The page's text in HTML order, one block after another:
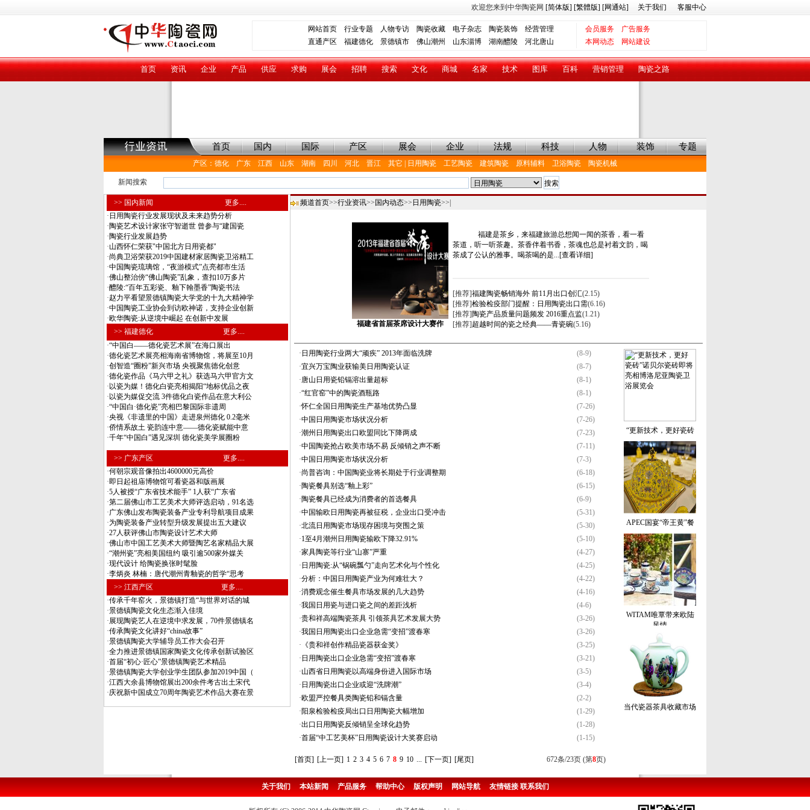
欢迎您来到中华陶瓷网 [简体版] [繁體版] [网通站] 关于我们 客服中心
网站首页 行业专题 人物专访 陶瓷收藏 电子杂志 陶瓷装饰 经营管理 会员服务
广告服务
直通产区 福建德化 景德镇市 佛山潮州 山东淄博 湖南醴陵 河北唐山 本网动态 网站建设
首页 资讯 企业 产品 供应 求购 展会 招聘 搜索 文化 商城 名家 技术 图库 百科 营销管理 陶瓷之路
首页 国内 国际 产区 展会 企业 法规 科技 人物 装饰 专题
产区 ： 德化 广东 江西 山东 湖南 四川 河北 晋江 其它 日用陶瓷 工艺陶瓷 建筑陶瓷 原料辅料 卫浴陶瓷 陶瓷机械
新闻搜索
>> 国内新闻
更多....
· 日用陶瓷行业发展现状及未来趋势分析
·陶瓷艺术设计家张守智逝世 曾参与“建国瓷
·陶瓷行业发展趋势
·山西怀仁荣获"中国北方日用瓷都"
·尚典卫浴荣获2019中国建材家居陶瓷卫浴精工
·中国陶瓷琉璃馆，“夜游模式”点亮都市生活
·佛山整治傍“佛山陶瓷”乱象，查扣10万多片
·醴陵:“百年五彩瓷、釉下翰墨香”陶瓷书法
·赵力平看望景德镇陶瓷大学党的十九大精神学
·中国陶瓷工业协会到访欧神诺，支持企业创新
·欧华陶瓷:从逆境中崛起 在创新中发展
>> 福建德化
更多....
·“中国白——德化瓷艺术展”在海口展出
·德化瓷艺术展亮相海南省博物馆，将展至10月
·创智造“圈粉”新兴市场 央视聚焦德化创意
·德化瓷作品《马六甲之礼》获选马六甲官方文
· 以瓷为媒！德化白瓷亮相揭阳“地标优品之夜
· 以瓷为媒促交流 3件德化白瓷作品在意大利公
·“中国白·德化瓷”亮相巴黎国际非遗周
·央视《非遗里的中国》走进泉州德化 0.2毫米
·侨情系故土 瓷韵连中意——德化瓷赋能中意
·千年“中国白”遇见深圳 德化瓷美学展圈粉
>> 广东产区
更多....
·何朝宗观音像拍出4600000元高价
·即日起祖庙博物馆可看瓷器和版画展
·5人被授“广东省技术能手” 1人获“广东省
·第二届佛山市工艺美术大师评选启动，91名选
·广东佛山发布陶瓷装备产业专利导航项目成果
·为陶瓷装备产业转型升级发展提出五大建议
·27人获评佛山市陶瓷设计艺术大师
·佛山市中国工艺美术大师暨陶艺名家精品大展
·“潮州瓷”亮相美国纽约 吸引逾500家外媒关
·现代设计 给陶瓷换张时髦脸
·李炳炎 林楠：唐代潮州青釉瓷的哲学“思考
>> 江西产区
更多....
·传承千年窑火，景德镇打造“与世界对话的城
·景德镇陶瓷文化生态渐入佳境
·展现陶瓷艺人在逆境中求发展，70件景德镇名
·传承陶瓷文化讲好“china故事”
·景德镇陶瓷大学辅导员工作大会召开
·全力推进景德镇国家陶瓷文化传承创新试验区
·首届“初心·匠心”景德镇陶瓷艺术精品
·景德镇陶瓷大学创业学生团队参加2019中国（
·江西大余县博物馆展出200余件考古出土宋代
·庆祝新中国成立70周年陶瓷艺术作品大赛在景
频道首页>>行业资讯>> 国内动态>> 日用陶瓷>>|
福建省首届茶席设计大赛作
福建是茶乡，来福建旅游总想闻一闻的茶香，看一看
茶道，听一听茶趣。茶香伴着书香，茶魂也总是衬着文韵，喝
茶成了公认的雅事。喝茶喝的是...[查看详细]
[推荐]福建陶瓷畅销海外 前11月出口创汇(2.15)
[推荐]检验检疫部门提醒：日用陶瓷出口需(6.16)
[推荐]陶瓷产品质量问题频发 2016重点监(1.21)
[推荐]超越时间的瓷之经典——青瓷碗(5.16)
· 日用陶瓷行业两大“顽疾” 2013年面临洗牌
(8-9)
·宜兴万宝陶业获输美日用陶瓷认证
(8-7)
·唐山日用瓷铅镉溶出量超标
(8-1)
·“红官窑”中的陶瓷酒瓶路
(8-1)
·怀仁全国日用陶瓷生产基地优势凸显
(7-26)
·中国日用陶瓷市场状况分析
(7-26)
·潮州日用陶瓷出口欧盟同比下降两成
(7-23)
·中国陶瓷抢占欧美市场不易 反倾销之声不断
(7-11)
·中国日用陶瓷市场状况分析
(7-3)
·尚普咨询：中国陶瓷业将长期处于行业调整期
(6-18)
·陶瓷餐具别选“釉上彩”
(6-15)
·陶瓷餐具已经成为消费者的首选餐具
(6-9)
·中国输欧日用陶瓷再被征税，企业出口受冲击
(5-31)
·北流日用陶瓷市场现存困境与突围之策
(5-30)
·1至4月潮州日用陶瓷输欧下降32.91%
(5-10)
·家具陶瓷等行业“山寨”严重
(4-27)
· 日用陶瓷:从“锅碗瓢勺”走向艺术化与个性化
(4-25)
·分析：中国日用陶瓷产业为何难壮大？
(4-22)
·消费观念催生餐具市场发展的几大趋势
(4-16)
·我国日用瓷与进口瓷之间的差距浅析
(4-6)
·贵和祥高端陶瓷茶具 引领茶具艺术发展大势
(3-26)
·我国日用陶瓷出口企业急需“变招”渡春寒
(3-26)
· 《贵和祥创作精品瓷器获金奖》
(3-25)
· 日用陶瓷出口企业急需“变招”渡春寒
(3-21)
·山西省日用陶瓷以高端身份进入国际市场
(3-5)
· 日用陶瓷出口企业或迎“洗牌潮”
(3-4)
·欧盟严控餐具类陶瓷铅和镉含量
(2-2)
·阳泉检验检疫局出口日用陶瓷大幅增加
(1-29)
·出口日用陶瓷反倾销呈全球化趋势
(1-28)
·首届“中工艺美杯”日用陶瓷设计大奖赛启动 (1-15)
“更新技术，更好瓷砖
APEC国宴“帝王黄”餐
WITAM唯覃带来欧陆
风情
当代瓷器茶具收藏市场
[首页] [上一页] 1 2 3 4 5 6 7 8 9 10 ... [下一页] [尾页] 672条/23页 (第8页)
关于我们 本站新闻 产品服务 帮助中心 版权声明 网站导航 友情链接 联系我们